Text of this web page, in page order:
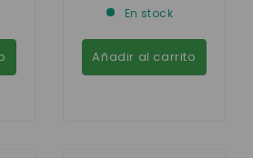
En stock
Añadir al carrito